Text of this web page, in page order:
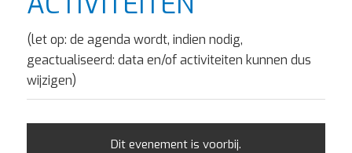
(let op: de agenda wordt, indien nodig,
geactualiseerd: data en/of activiteiten kunnen dus
wijzigen)
Dit evenement is voorbij.